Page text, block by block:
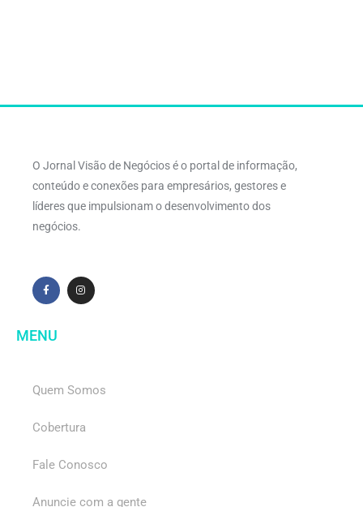
O Jornal Visão de Negócios é o portal de informação,
conteúdo e conexões para empresários, gestores e
líderes que impulsionam o desenvolvimento dos
negócios.
MENU
Quem Somos
Cobertura
Fale Conosco
Anuncie com a gente